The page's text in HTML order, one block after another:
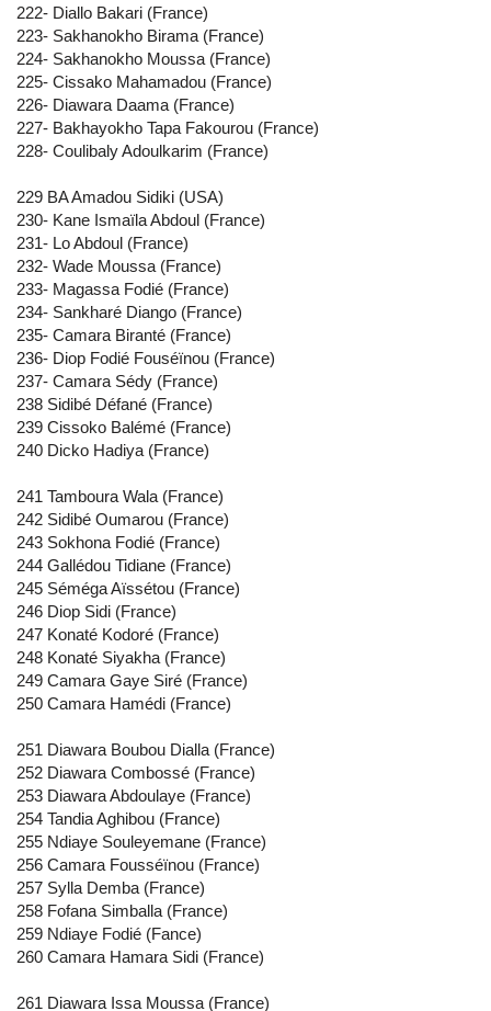
222- Diallo Bakari (France)
223- Sakhanokho Birama (France)
224- Sakhanokho Moussa (France)
225- Cissako Mahamadou (France)
226- Diawara Daama (France)
227- Bakhayokho Tapa Fakourou (France)
228- Coulibaly Adoulkarim (France)
229 BA Amadou Sidiki (USA)
230- Kane Ismaïla Abdoul (France)
231- Lo Abdoul (France)
232- Wade Moussa (France)
233- Magassa Fodié (France)
234- Sankharé Diango (France)
235- Camara Biranté (France)
236- Diop Fodié Fouséïnou (France)
237- Camara Sédy (France)
238 Sidibé Défané (France)
239 Cissoko Balémé (France)
240 Dicko Hadiya (France)
241 Tamboura Wala (France)
242 Sidibé Oumarou (France)
243 Sokhona Fodié (France)
244 Gallédou Tidiane (France)
245 Séméga Aïssétou (France)
246 Diop Sidi (France)
247 Konaté Kodoré (France)
248 Konaté Siyakha (France)
249 Camara Gaye Siré (France)
250 Camara Hamédi (France)
251 Diawara Boubou Dialla (France)
252 Diawara Combossé (France)
253 Diawara Abdoulaye (France)
254 Tandia Aghibou (France)
255 Ndiaye Souleyemane (France)
256 Camara Fousséïnou (France)
257 Sylla Demba (France)
258 Fofana Simballa (France)
259 Ndiaye Fodié (Fance)
260 Camara Hamara Sidi (France)
261 Diawara Issa Moussa (France)